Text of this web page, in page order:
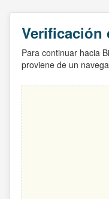
Verificación
Para continuar hacia
proviene de un